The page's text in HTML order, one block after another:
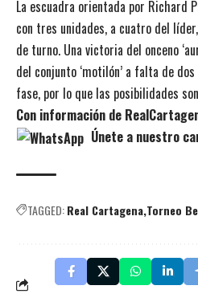
La escuadra orientada por Richard
con tres unidades, a cuatro del
de turno. Una victoria del onceno
del conjunto ‘motilón’ a falta de
fase, por lo que las posibilidades
Con información de
Únete a nuestro
TAGGED:Real Cartagena Torneo